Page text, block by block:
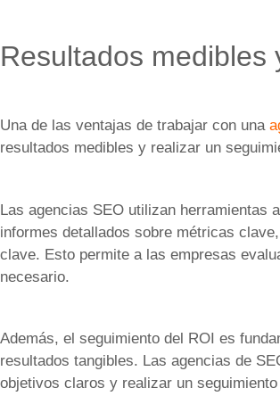
Resultados medibles
Una de las ventajas de trabajar con una
resultados medibles y realizar un
Las agencias SEO utilizan herramientas
informes detallados sobre métricas
clave. Esto permite a las empresas
necesario.
Además, el seguimiento del ROI es
resultados tangibles. Las agencias de
objetivos claros y realizar un